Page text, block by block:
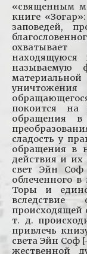
«священным
книге
заповедей,
покоится на
обращения
сладость у
обращения в
действия и
свет Эйн Соф
облеченного в
Торы и
происходящей
т. д.
привлечь
света Эйн Соф
жественной